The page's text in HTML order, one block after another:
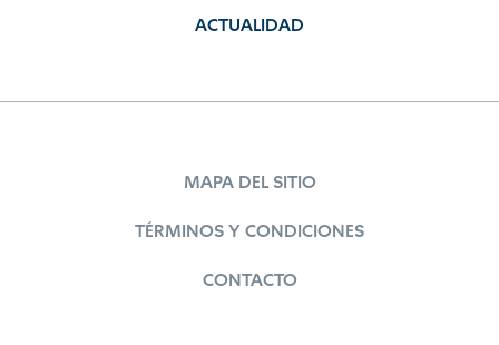
ACTUALIDAD
MAPA DEL SITIO
TÉRMINOS Y CONDICIONES
CONTACTO